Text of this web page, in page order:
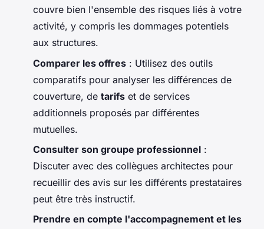
couvre bien l'ensemble des risques liés à votre
activité, y compris les dommages potentiels
aux structures.
Comparer les offres : Utilisez des outils
comparatifs pour analyser les différences de
couverture, de tarifs et de services
additionnels proposés par différentes
mutuelles.
Consulter son groupe professionnel :
Discuter avec des collègues architectes pour
recueillir des avis sur les différents prestataires
peut être très instructif.
Prendre en compte l'accompagnement et les